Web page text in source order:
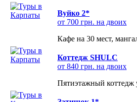
Вуйко 2*
от 700 грн. на двоих
Кафе на 30 мест,
Коттедж SHULC
от 840 грн. на двоих
Пятиэтажный коттедж